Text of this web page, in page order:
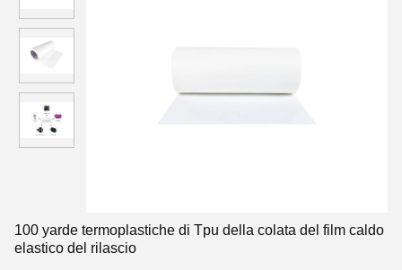
100 yarde termoplastiche di Tpu della colata del film caldo
elastico del rilascio